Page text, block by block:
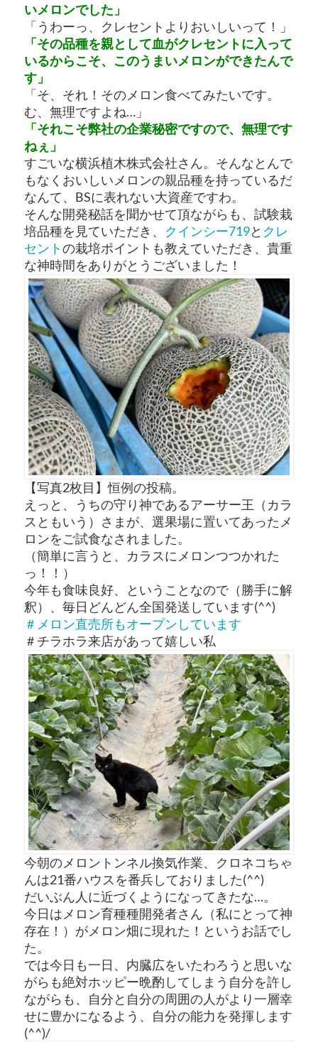
いメロンでした」
「うわーっ、クレセントよりおいしいって！」
「その品種を親として血がクレセントに入って
いるからこそ、このうまいメロンができたんで
す」
「そ、それ！そのメロン食べてみたいです。
む、無理ですよね…」
「それこそ弊社の企業秘密ですので、無理です
ねぇ」
すごいな横浜植木株式会社さん。そんなとんで
もなくおいしいメロンの親品種を持っているだ
なんて、BSに表れない大資産ですわ。
そんな開発秘話を聞かせて頂ながらも、試験栽
培品種を見ていただき、
クインシー719と クレ
セントの栽培ポイントも教えていただき、貴重
な神時間をありがとうございました！
【写真2枚目】恒例の投稿。
えっと、うちの守り神であるアーサー王（カラ
スともいう）さまが、選果場に置いてあったメ
ロンをご試食なされました。
（簡単に言うと、カラスにメロンつつかれた
っ！！）
今年も食味良好、ということなので（勝手に解
釈）、毎日どんどん全国発送しています(^^)
＃メロン直売所もオープンしています
＃チラホラ来店があって嬉しい私
今朝のメロントンネル換気作業、クロネコちゃ
んは21番ハウスを番兵しておりました(^^)
だいぶん人に近づくようになってきたな…。
今日はメロン育種種開発者さん（私にとって神
存在！）がメロン畑に現れた！というお話でし
た。
では今日も一日、内臓広をいたわろうと思いな
がらも絶対ホッピー晩酌してしまう自分を許し
ながらも、自分と自分の周囲の人がより一層幸
せに豊かになるよう、自分の能力を発揮します
(^^)/